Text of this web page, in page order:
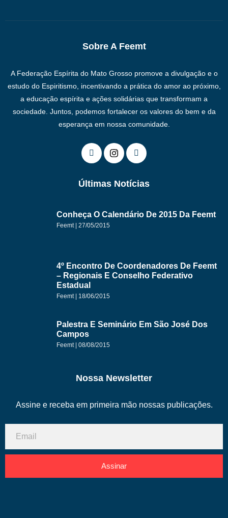
Sobre A Feemt
A Federação Espírita do Mato Grosso promove a divulgação e o
estudo do Espiritismo, incentivando a prática do amor ao próximo,
a educação espírita e ações solidárias que transformam a
sociedade. Juntos, podemos fortalecer os valores do bem e da
esperança em nossa comunidade.
Últimas Notícias
Conheça O Calendário De 2015 Da Feemt
Feemt 27/05/2015
4º Encontro De Coordenadores De Feemt
– Regionais E Conselho Federativo
Estadual
Feemt 18/06/2015
Palestra E Seminário Em São José Dos
Campos
Feemt 08/08/2015
Nossa Newsletter
Assine e receba em primeira mão nossas publicações.
Assinar